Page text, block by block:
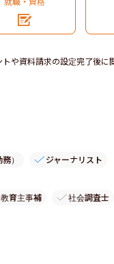
や資料請求の設定完了後に
） ジャーナリスト
育主事補 社会調査士